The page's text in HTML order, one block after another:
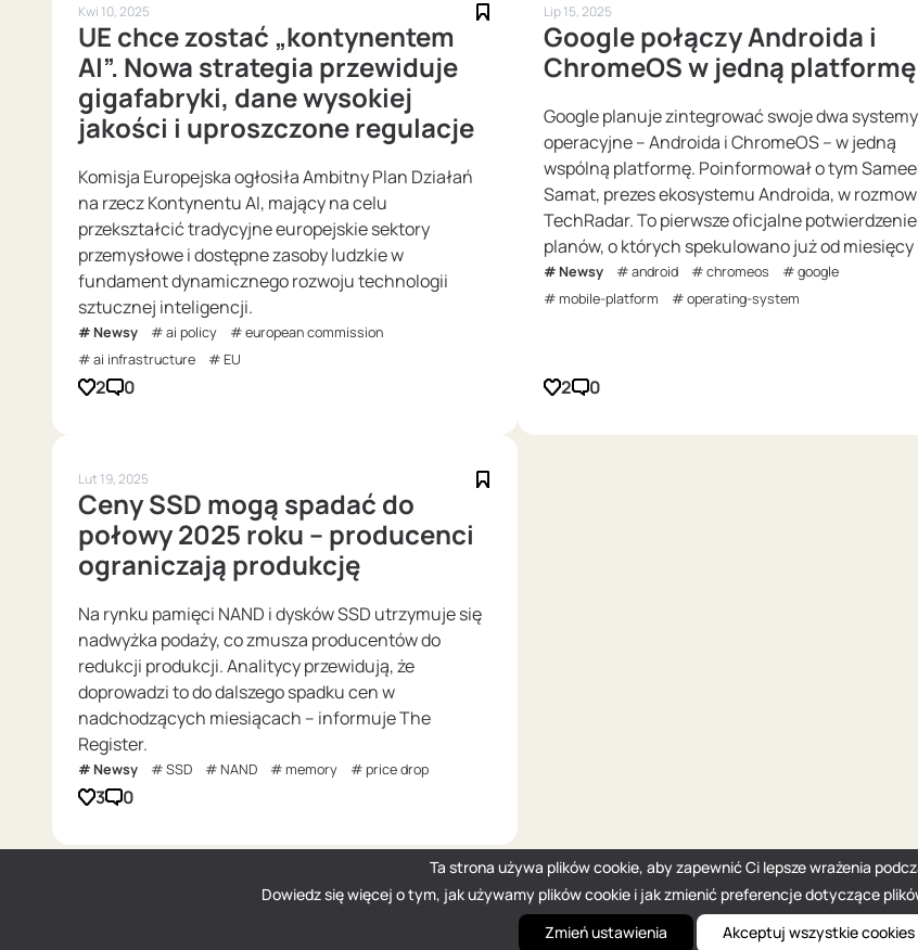
Kwi 10, 2025
UE chce zostać „kontynentem
AI”. Nowa strategia przewiduje
gigafabryki, dane wysokiej
jakości i uproszczone regulacje
Komisja Europejska ogłosiła Ambitny Plan Działań
na rzecz Kontynentu AI, mający na celu
przekształcić tradycyjne europejskie sektory
przemysłowe i dostępne zasoby ludzkie w
fundament dynamicznego rozwoju technologii
sztucznej inteligencji.
Newsy ai policy
european commission
ai infrastructure
EU
2 0
Lip 15, 2025
Google połączy Androida i
ChromeOS w jedną platformę
Google planuje zintegrować swoje dwa systemy
operacyjne – Androida i ChromeOS – w jedną
wspólną platformę. Poinformował o tym
Samat, prezes ekosystemu Androida, w
TechRadar. To pierwsze oficjalne potwierdzenie
planów, o których spekulowano już od miesięcy
Newsy android chromeos
google
mobile-platform
operating-system
2 0
Lut 19, 2025
Ceny SSD mogą spadać do
połowy 2025 roku – producenci
ograniczają produkcję
Na rynku pamięci NAND i dysków SSD utrzymuje się
nadwyżka podaży, co zmusza producentów do
redukcji produkcji. Analitycy przewidują, że
doprowadzi to do dalszego spadku cen w
nadchodzących miesiącach – informuje The
Register.
Newsy SSD NAND memory price drop
3 0
Ta strona używa plików cookie, aby zapewnić Ci lepsze wrażenia
Dowiedz się więcej o tym, jak używamy plików cookie i jak zmienić preferencje dotyczące
Zmień ustawienia
Akceptuj wszystkie cookies